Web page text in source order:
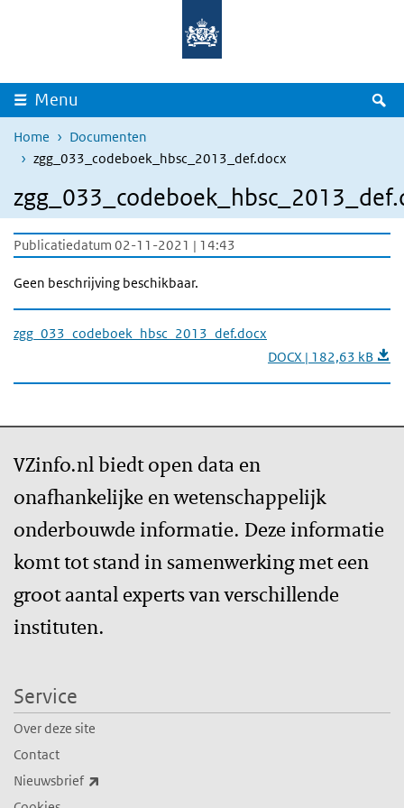
Overslaan en naar de inhoud gaan
Menu
Home
Documenten
zgg_033_codeboek_hbsc_2013_def.docx
Publicatiedatum 02-11-2021 | 14:43
Geen beschrijving beschikbaar.
zgg_033_codeboek_hbsc_2013_def.docx
DOCX | 182,63 kB
VZinfo.nl biedt open data en
onafhankelijke en wetenschappelijk
onderbouwde informatie. Deze informatie
komt tot stand in samenwerking met een
groot aantal experts van verschillende
instituten.
Service
Over deze site
Contact
Nieuwsbrief